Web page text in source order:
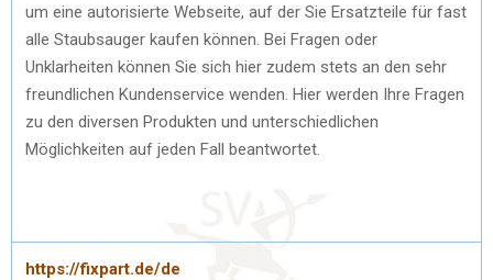
um eine autorisierte Webseite, auf der Sie Ersatzteile für fast
alle Staubsauger kaufen können. Bei Fragen oder
Unklarheiten können Sie sich hier zudem stets an den sehr
freundlichen Kundenservice wenden. Hier werden Ihre Fragen
zu den diversen Produkten und unterschiedlichen
Möglichkeiten auf jeden Fall beantwortet.
https://fixpart.de/de